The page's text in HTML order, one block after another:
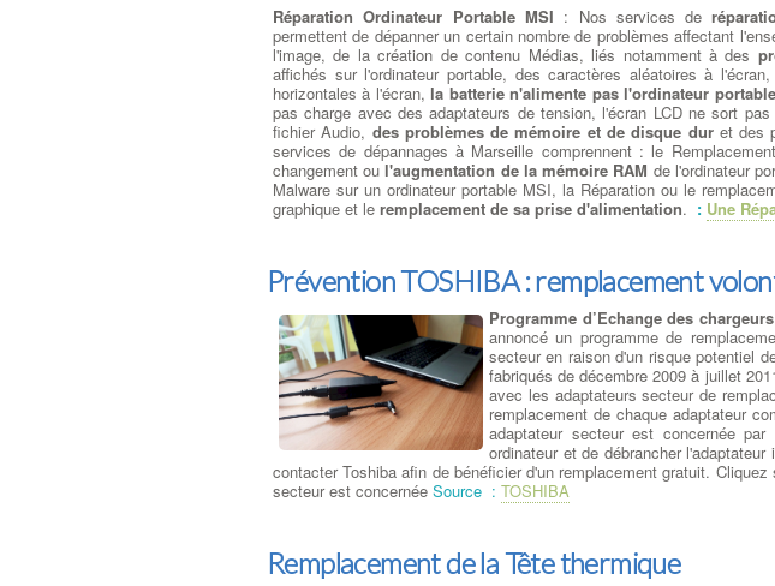
Réparation Ordinateur Portable MSI : Nos services de
permettent de dépanner un certain nombre de problèmes affectant
l'image, de la création de contenu Médias, liés notamment à des
affichés sur l'ordinateur portable, des caractères aléatoires à
horizontales à l'écran, la batterie n'alimente pas l'ordinateur portable
pas charge avec des adaptateurs de tension, l'écran LCD ne sort
fichier Audio, des problèmes de mémoire et de disque duret des
services de dépannages à Marseille comprennent : le
changement ou l'augmentation de la mémoire RAM de l'ordinateur
Malware sur un ordinateur portable MSI, la Réparation ou le
graphique et le remplacement de sa prise d'alimentation. : Une
Prévention TOSHIBA : remplacement
Programme d’Echange des
annoncé un programme de
secteur en raison d'un risque potentiel
fabriqués de décembre 2009 à juillet
avec les adaptateurs secteur de
remplacement de chaque adaptateur
adaptateur secteur est concernée
ordinateur et de débrancher
contacter Toshiba afin de bénéficier d'un remplacement gratuit.
secteur est concernée Source : TOSHIBA
Remplacement de la Tête thermique